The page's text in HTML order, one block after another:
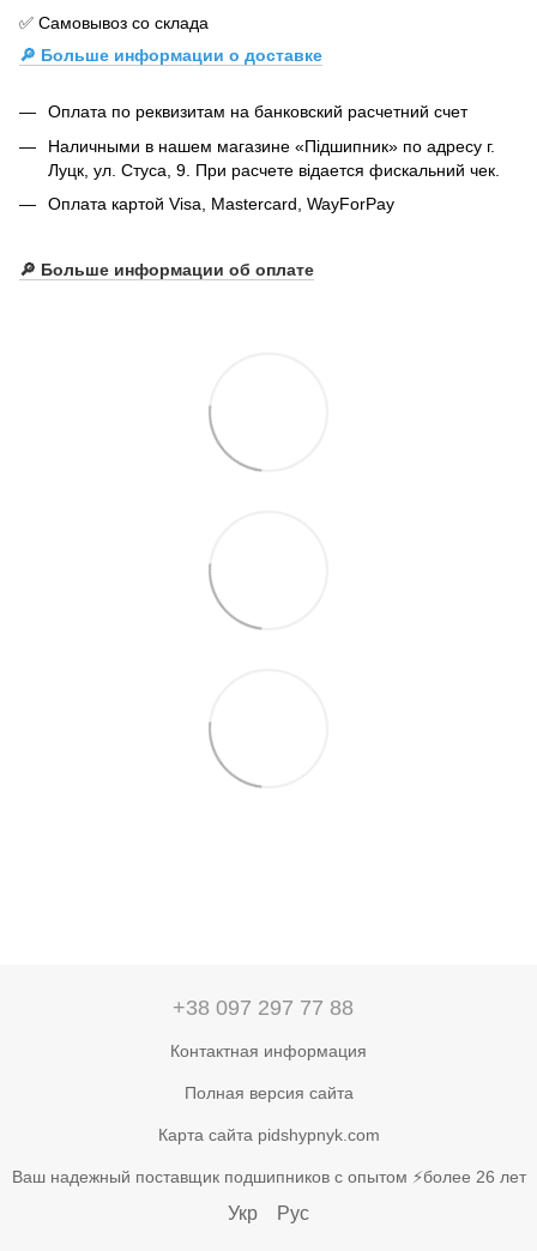
✅ Самовывоз со склада
🔎 Больше информации о доставке
Оплата по реквизитам на банковский расчетний счет
Наличными в нашем магазине «Підшипник» по адресу г.
Луцк, ул. Стуса, 9. При расчете відается фискальний чек.
Оплата картой Visa, Mastercard, WayForPay
🔎 Больше информации об оплате
+38 097 297 77 88
Контактная информация
Полная версия сайта
Карта сайта pidshypnyk.com
Ваш надежный поставщик подшипников с опытом ⚡более 26 лет
Укр Рус